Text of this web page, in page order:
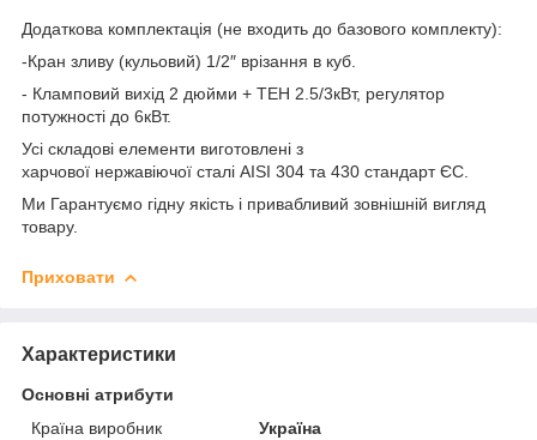
Додаткова комплектація (не входить до базового комплекту):
-Кран зливу (кульовий) 1/2″ врізання в куб.
- Кламповий вихід 2 дюйми + ТЕН 2.5/3кВт, регулятор
потужності до 6кВт.
Усі складові елементи виготовлені з
харчової нержавіючої сталі AISI 304 та 430 стандарт ЄС.
Ми Гарантуємо гідну якість і привабливий зовнішній вигляд
товару.
Приховати
Характеристики
Основні атрибути
Країна виробник
Україна